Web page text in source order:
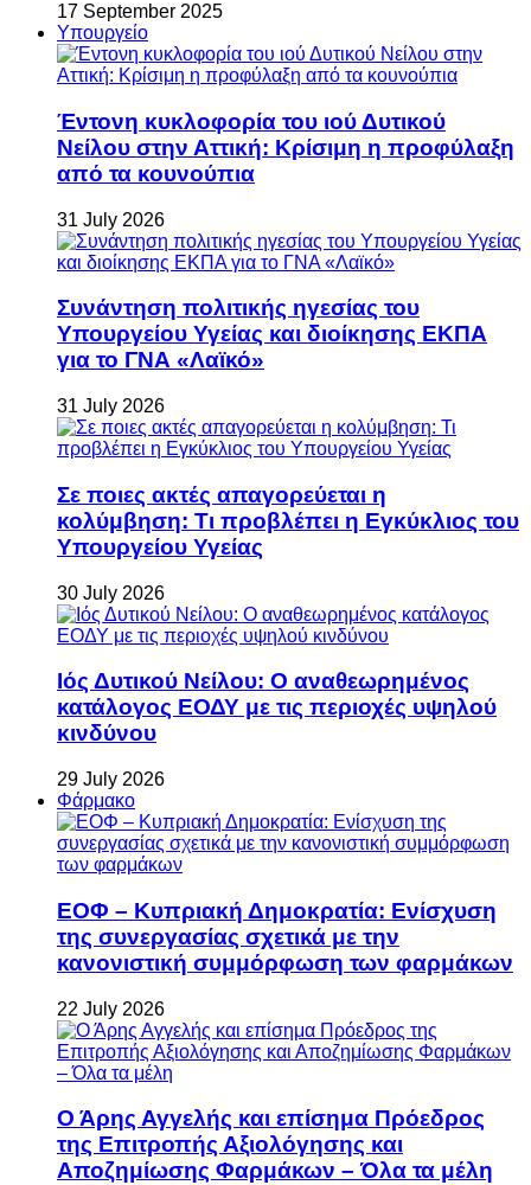
17 September 2025
Υπουργείο
Έντονη κυκλοφορία του ιού Δυτικού
Νείλου στην Αττική: Κρίσιμη η προφύλαξη
από τα κουνούπια
31 July 2026
Συνάντηση πολιτικής ηγεσίας του
Υπουργείου Υγείας και διοίκησης ΕΚΠΑ
για το ΓΝΑ «Λαϊκό»
31 July 2026
Σε ποιες ακτές απαγορεύεται η
κολύμβηση: Τι προβλέπει η Εγκύκλιος του
Υπουργείου Υγείας
30 July 2026
Ιός Δυτικού Νείλου: Ο αναθεωρημένος
κατάλογος ΕΟΔΥ με τις περιοχές υψηλού
κινδύνου
29 July 2026
Φάρμακο
ΕΟΦ – Κυπριακή Δημοκρατία: Ενίσχυση
της συνεργασίας σχετικά με την
κανονιστική συμμόρφωση των φαρμάκων
22 July 2026
Ο Άρης Αγγελής και επίσημα Πρόεδρος
της Επιτροπής Αξιολόγησης και
Αποζημίωσης Φαρμάκων – Όλα τα μέλη